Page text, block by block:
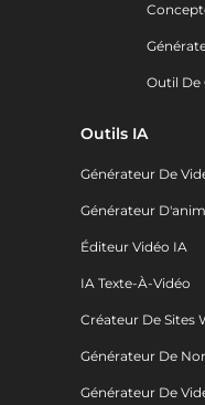
Outil De
Outils IA
Générateur De
Générateur
Éditeur Vidéo IA
IA Texte-À-Vidéo
Créateur De Sites
Générateur De
Générateur De